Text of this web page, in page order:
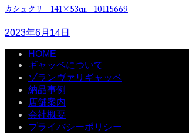
カシュクリ 141×53㎝ 10115669
2023年6月14日
HOME
ギャッベについて
ゾランヴァリギャッベ
納品事例
店舗案内
会社概要
プライバシーポリシー